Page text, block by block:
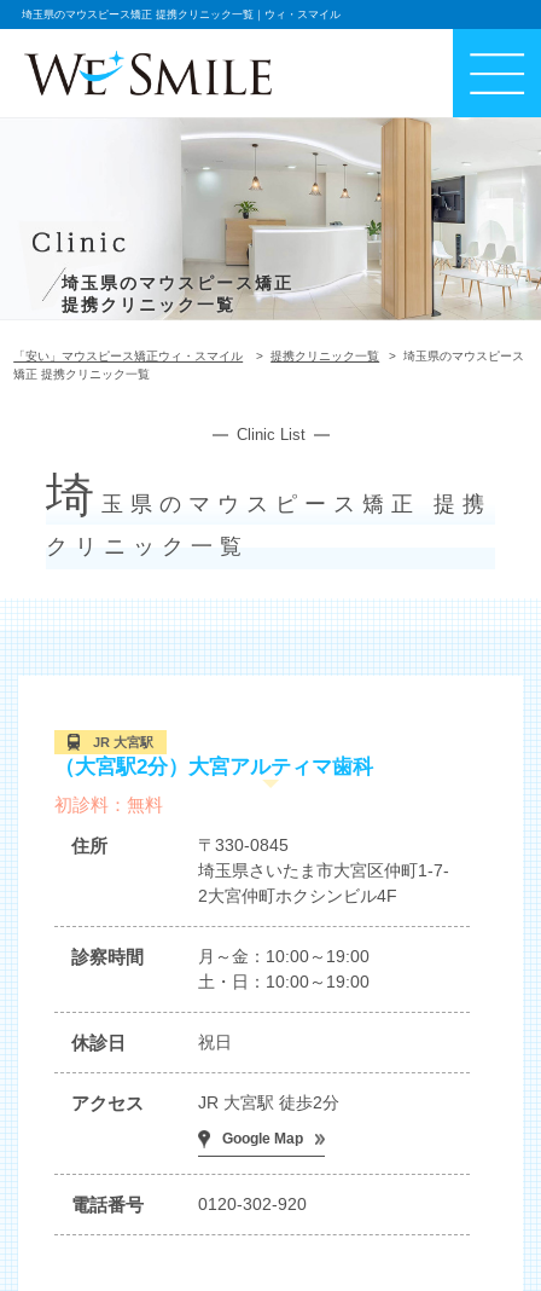
埼玉県のマウスピース矯正 提携クリニック一覧｜ウィ・スマイル
埼玉県のマウスピース矯正
提携クリニック一覧
「安い」マウスピース矯正ウィ・スマイル 提携クリニック一覧
埼玉県のマウスピース
矯正 提携クリニック一覧
Clinic List
埼 玉県のマウスピース矯正 提携
クリニック一覧
（大宮駅2分）大宮アルティマ歯科
JR 大宮駅
初診料：無料
住所
〒330-0845
埼玉県さいたま市大宮区仲町1-7-
2大宮仲町ホクシンビル4F
診察時間
月～金：10:00～19:00
土・日：10:00～19:00
休診日 祝日
アクセス JR 大宮駅 徒歩2分
Google Map
電話番号 0120-302-920